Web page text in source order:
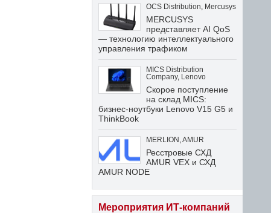
OCS Distribution Mercusys
MERCUSYS
представляет AI QoS
— технологию интеллектуального
управления трафиком
MICS Distribution
Company, Lenovo
Скорое поступление
на склад MICS:
бизнес-ноутбуки Lenovo V15 G5 и
ThinkBook
MERLION AMUR
Ресстровые СХД
AMUR VEX и СХД
AMUR NODE
Мероприятия ИТ-компаний